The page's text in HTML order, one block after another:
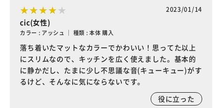
2023/01/14
cic(女性)
カラー : アッシュ ｜ 種類 : 本体 購入
落ち着いたマットなカラーでかわいい！思ってた以上
にスリムなので、キッチンを広く使えました。基本的
に静かだし、たまに少し不思議な音(キューキュー)がす
るけど、そんなに気にならないです。
役に立った